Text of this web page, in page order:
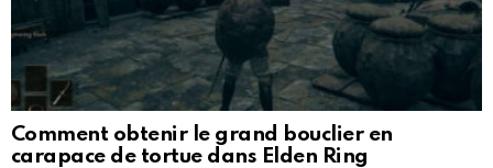
Comment obtenir le grand bouclier en
carapace de tortue dans Elden Ring